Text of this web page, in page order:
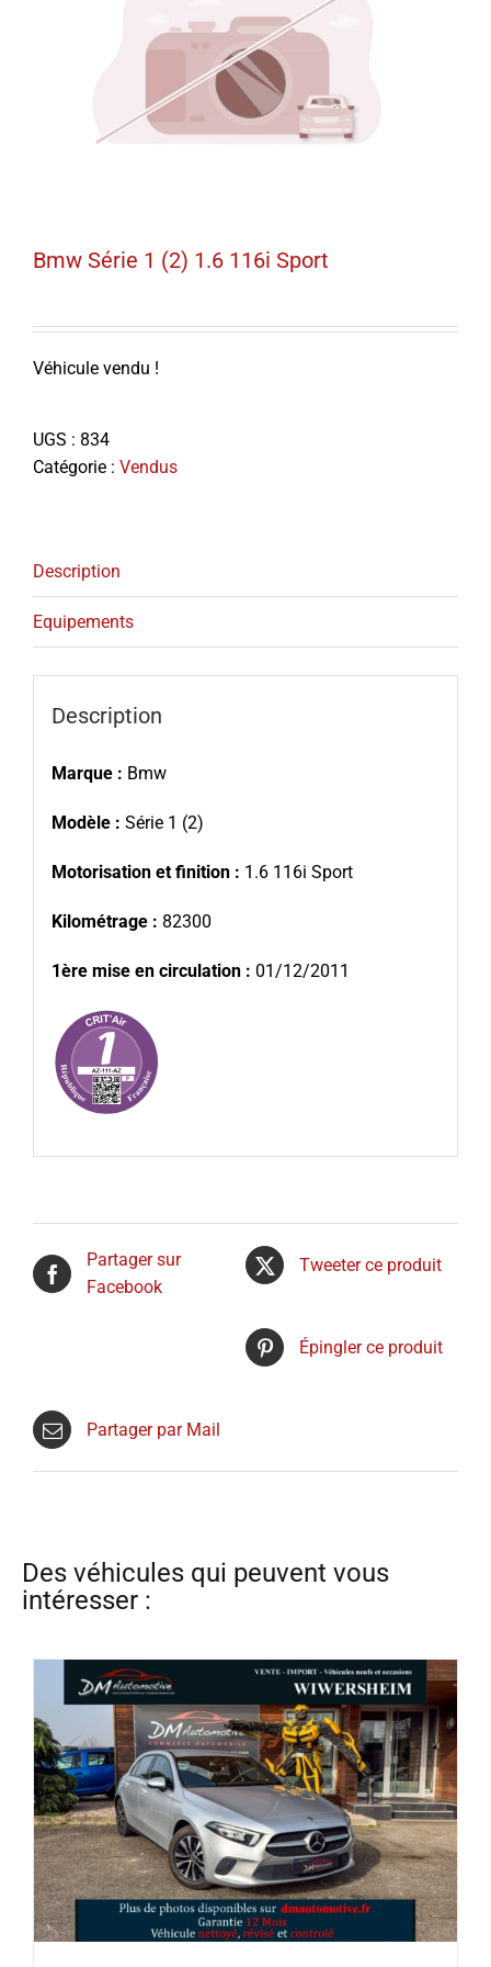
Bmw Série 1 (2) 1.6 116i Sport
Véhicule vendu !
UGS : 834
Catégorie : Vendus
Description
Equipements
Description
Marque : Bmw
Modèle : Série 1 (2)
Motorisation et finition : 1.6 116i Sport
Kilométrage : 82300
1ère mise en circulation : 01/12/2011
Partager sur
Facebook
Tweeter ce produit
Épingler ce produit
Partager par Mail